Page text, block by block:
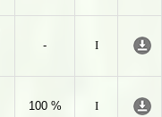
-
I
100 %
I